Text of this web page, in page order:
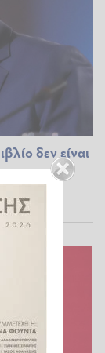
δεν είναι